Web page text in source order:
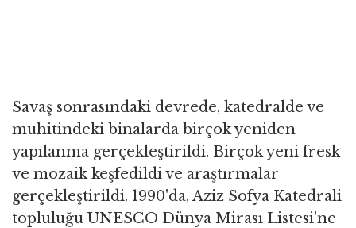
Savaş sonrasındaki devrede, katedralde ve
muhitindeki binalarda birçok yeniden
yapılanma gerçekleştirildi. Birçok yeni fresk
ve mozaik keşfedildi ve araştırmalar
gerçekleştirildi. 1990'da, Aziz Sofya Katedrali
topluluğu UNESCO Dünya Mirası Listesi'ne